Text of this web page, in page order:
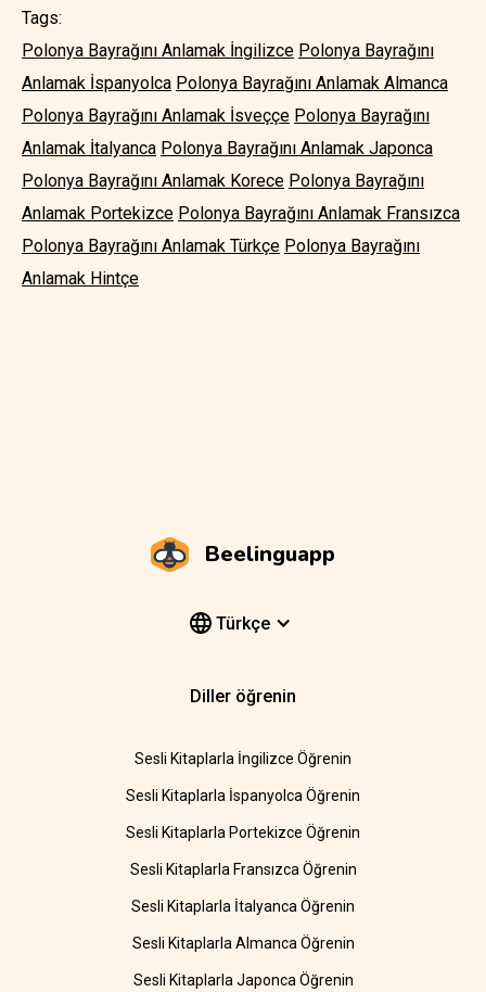
Tags:
Polonya Bayrağını Anlamak İngilizce Polonya Bayrağını
Anlamak İspanyolca Polonya Bayrağını Anlamak Almanca
Polonya Bayrağını Anlamak İsveççe Polonya Bayrağını
Anlamak İtalyanca Polonya Bayrağını Anlamak Japonca
Polonya Bayrağını Anlamak Korece Polonya Bayrağını
Anlamak Portekizce Polonya Bayrağını Anlamak Fransızca
Polonya Bayrağını Anlamak Türkçe Polonya Bayrağını
Anlamak Hintçe
Beelinguapp
Türkçe
Diller öğrenin
Sesli Kitaplarla İngilizce Öğrenin
Sesli Kitaplarla İspanyolca Öğrenin
Sesli Kitaplarla Portekizce Öğrenin
Sesli Kitaplarla Fransızca Öğrenin
Sesli Kitaplarla İtalyanca Öğrenin
Sesli Kitaplarla Almanca Öğrenin
Sesli Kitaplarla Japonca Öğrenin